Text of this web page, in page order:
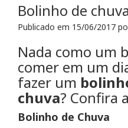
Bolinho de
Publicado em 15/06/2017
Nada como um
comer em um
fazer um
chuva? Confira
Bolinho de Chuva